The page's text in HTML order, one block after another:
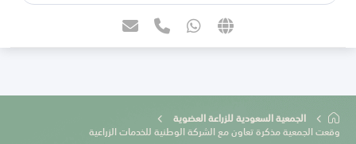
الجمعية السعودية للزراعة العضوية
وقعت الجمعية مذكرة تعاون مع الشركة الوطنية للخدمات الزراعية